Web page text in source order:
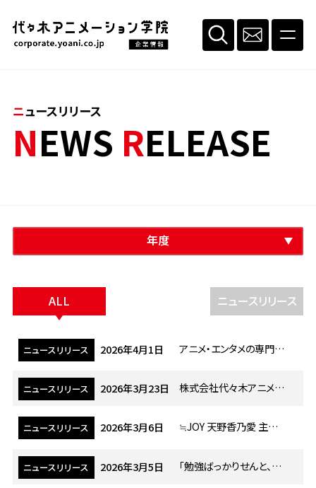
ニュースリリース
NEWS RELEASE
年度
ALL ニュースリリース
ニュースリリース 2026年4月1日 アニメ・エンタメの専門校 代々木アニメーション学院 創立50周年に向け、業界の発展を見据え新体制へ移行 学院長に矢尾 一樹氏が就任
ニュースリリース 2026年3月23日 株式会社代々木アニメーション学院 新体制へ移行 代表取締役社長交代のお知らせ
ニュースリリース 2026年3月6日 ≒JOY 天野香乃愛 主演 “部活動の人気順位が毎月入れ替わる高校”を舞台にしたショートドラマを公開
ニュースリリース 2026年3月5日 「勉強ばっかりせんと、アニメみなさい！」3児のママ・くわばたりえさんが“令和のおかん”を怪演！？代々木アニメーション学院 新CM 3月5日(木)よりTV放映・WEB配信を順次スタート